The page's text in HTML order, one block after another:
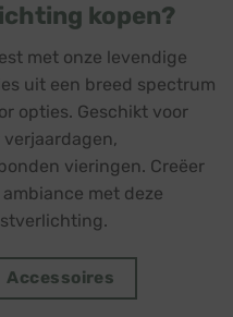
kopen?
met onze levendige
uit een breed spectrum
opties. Geschikt voor
vieringen. Creëer
met deze
Accessoires